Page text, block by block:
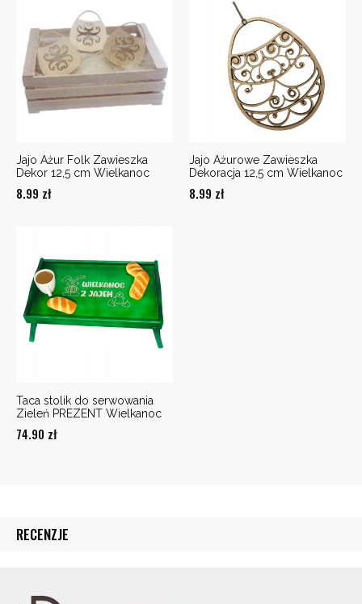
Jajo Ażur Folk Zawieszka
Dekor 12,5 cm Wielkanoc
8.99 zł
Jajo Ażurowe Zawieszka
Dekoracja 12,5 cm Wielkanoc
8.99 zł
Taca stolik do serwowania
Zieleń PREZENT Wielkanoc
74.90 zł
RECENZJE